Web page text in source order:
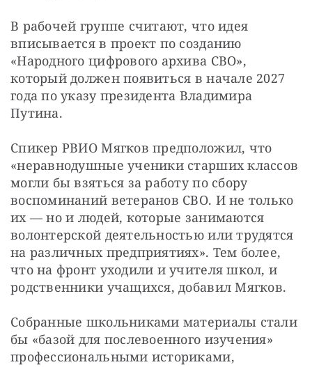
В рабочей группе считают, что идея
вписывается в проект по созданию
«Народного цифрового архива СВО»,
который должен появиться в начале 2027
года по указу президента Владимира
Путина.
Спикер РВИО Мягков предположил, что
«неравнодушные ученики старших классов
могли бы взяться за работу по сбору
воспоминаний ветеранов СВО. И не только
их — но и людей, которые занимаются
волонтерской деятельностью или трудятся
на различных предприятиях». Тем более,
что на фронт уходили и учителя школ, и
родственники учащихся, добавил Мягков.
Собранные школьниками материалы стали
бы «базой для послевоенного изучения»
профессиональными историками,